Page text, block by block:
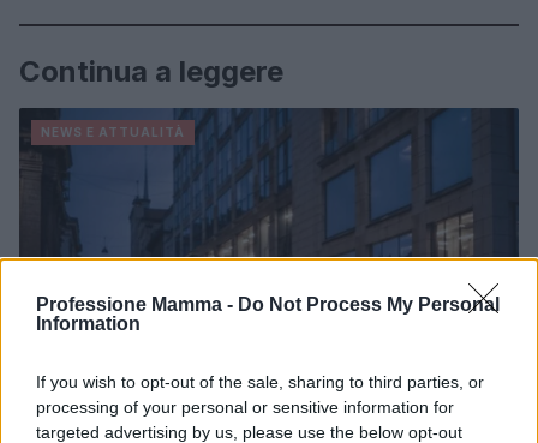
Professione Mamma - Do Not Process My Personal
Information
If you wish to opt-out of the sale, sharing to third parties, or
processing of your personal or sensitive information for
targeted advertising by us, please use the below opt-out
Continua a leggere
NEWS E ATTUALITÀ